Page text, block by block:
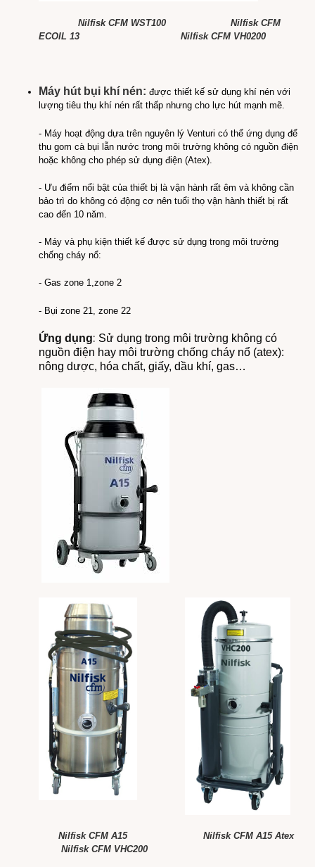
Nilfisk CFM WST100
Nilfisk CFM
ECOIL 13
Nilfisk CFM VH0200
Máy hút bụi khí nén: được thiết kế sử dụng khí nén với
lượng tiêu thụ khí nén rất thấp nhưng cho lực hút mạnh mẽ.
- Máy hoạt động dựa trên nguyên lý Venturi có thể ứng dụng để
thu gom cà bụi lẫn nước trong môi trường không có nguồn điện
hoặc không cho phép sử dụng điện (Atex).
- Ưu điểm nổi bật của thiết bị là vận hành rất êm và không cần
bảo trì do không có động cơ nên tuổi thọ vận hành thiết bị rất
cao đến 10 năm.
- Máy và phụ kiện thiết kế được sử dụng trong môi trường
chống cháy nổ:
- Gas zone 1,zone 2
- Bụi zone 21, zone 22
Ứng dụng: Sử dụng trong môi trường không có
nguồn điện hay môi trường chống cháy nổ (atex):
nông dược, hóa chất, giấy, dầu khí, gas…
Nilfisk CFM A15
Nilfisk CFM A15 Atex
Nilfisk CFM VHC200